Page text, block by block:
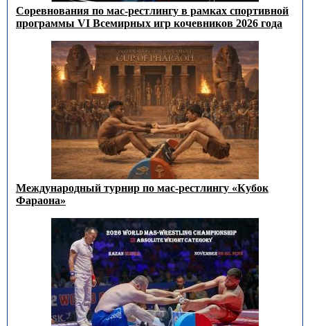
Соревнования по мас-рестлингу в рамках спортивной
программы VI Всемирных игр кочевников 2026 года
Международный турнир по мас-рестлингу «Кубок
Фараона»